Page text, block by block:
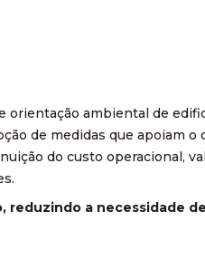
orientação ambiental de
de medidas que apoiam o
do custo operacional,
a necessidade